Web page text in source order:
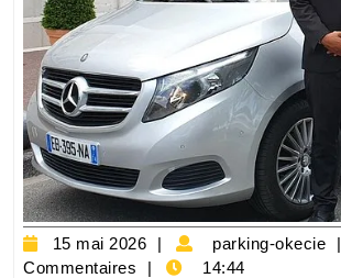
15 mai 2026
15
mai
parking-okecie
Commentaires
14:44